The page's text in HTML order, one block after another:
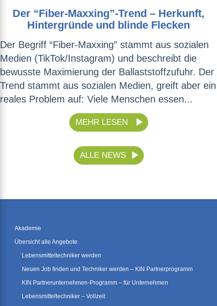
Der “Fiber-Maxxing”-Trend – Herkunft,
Hintergründe und blinde Flecken
Der Begriff “Fiber-Maxxing” stammt aus sozialen
Medien (TikTok/Instagram) und beschreibt die
bewusste Maximierung der Ballaststoffzufuhr. Der
Trend stammt aus sozialen Medien, greift aber ein
reales Problem auf: Viele Menschen essen...
MEHR LESEN
ALLE NEWS
Akademie
Übersicht alle Angebote
Lebensmitteltechniker werden
Neuen Job finden und Techniker werden – KIN Partnerprogramm
KIN Partnerunternehmen-Programm – für Unternehmen
Lebensmitteltechniker – Vollzeit